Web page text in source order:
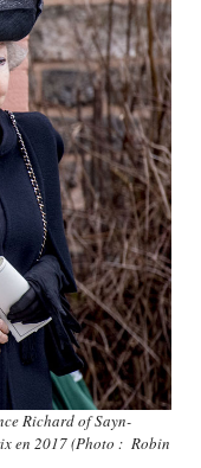
Richard of Sayn-
en 2017 (Photo : Robin